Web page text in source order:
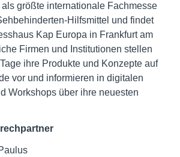
größte internationale Fachmesse
Hilfsmittel und findet
Kap Europa in Frankfurt am
Firmen und Institutionen stellen
ihre Produkte und Konzepte auf
vor und informieren in digitalen
Workshops über ihre neuesten